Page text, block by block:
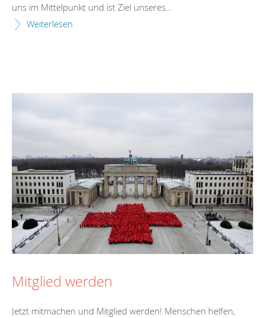
uns im Mittelpunkt und ist Ziel unseres...
Weiterlesen
Mitglied werden
Jetzt mitmachen und Mitglied werden! Menschen helfen,